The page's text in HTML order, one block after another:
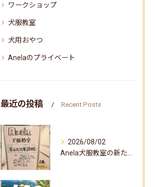
ワークショップ
犬服教室
犬用おやつ
Anelaのプライベート
最近の投稿 Recent Posts
2026/08/02